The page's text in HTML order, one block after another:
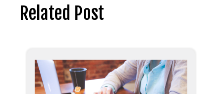
Related Post